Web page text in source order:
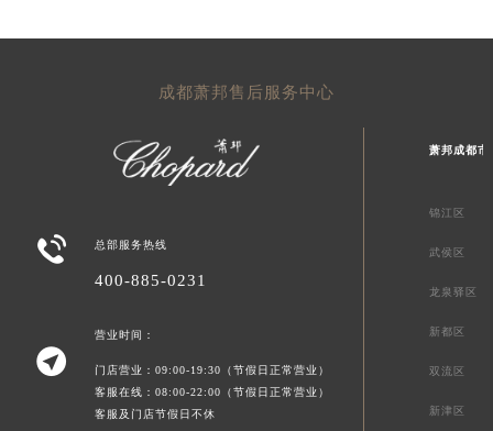
成都萧邦售后服务中心
 总部服务热线
400-885-0231

营业时间：
门店营业：09:00-19:30（节假日正常营业）
客服在线：08:00-22:00（节假日正常营业）
客服及门店节假日不休
萧邦成都市
锦江区
武侯区
龙泉驿区
新都区
双流区
新津区